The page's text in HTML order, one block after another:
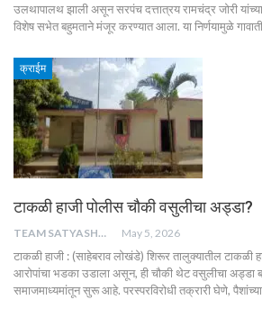
उलथापालथ झाली असून सरपंच दत्तात्रय रामचंद्र जोरी
विशेष सभेत बहुमताने मंजूर करण्यात आला. या निर्णयामुळे
क्राईम
टाकळी हाजी पोलीस चौकी वसुलीचा अड्डा?
TEAM SATYASHODH May 5, 2026
टाकळी हाजी : (साहेबराव लोखंडे) शिरूर तालुक्यातील टाकळी
आरोपांचा भडका उडाला असून, ही चौकी थेट वसुलीचा अड्डा
समाजमाध्यमांतून सुरू आहे. परस्परविरोधी तक्रारी घेणे,